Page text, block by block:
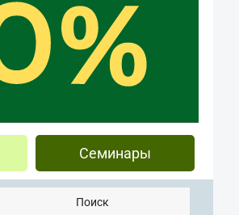
Семинары
Поиск